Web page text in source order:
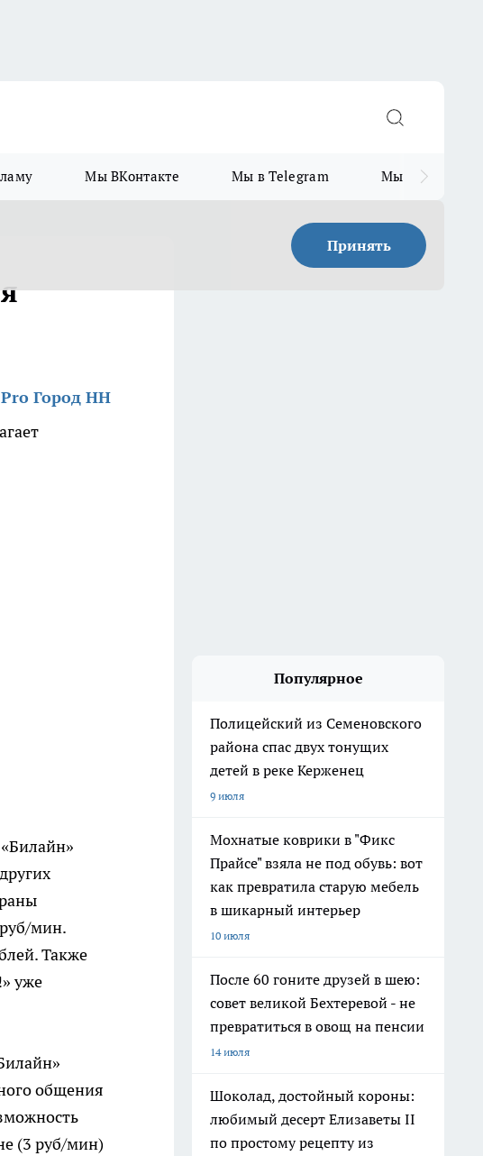
Мы ВКонтакте Мы в Telegram Мы в MAX
Принять
Город НН
мин.
Также
уже
общения
(3 руб/мин)
Популярное
Полицейский из Семеновского
района спас двух тонущих
детей в реке Керженец
9 июля
Мохнатые коврики в "Фикс
Прайсе" взяла не под обувь: вот
как превратила старую мебель
в шикарный интерьер
10 июля
После 60 гоните друзей в шею:
совет великой Бехтеревой - не
превратиться в овощ на пенсии
14 июля
Шоколад, достойный короны:
любимый десерт Елизаветы II
по простому рецепту из